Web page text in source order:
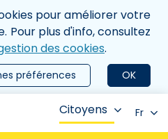
pour améliorer votre
Pour plus d'info, consultez
des cookies.
OK
préférences
Citoyens Fr